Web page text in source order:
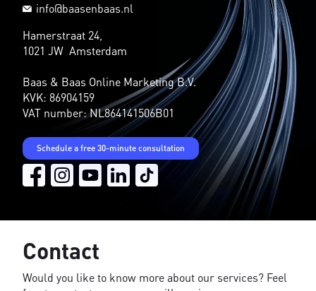
info@baasenbaas.nl
Hamerstraat 24,
1021 JW Amsterdam
Baas & Baas Online Marketing B.V.
KVK: 86904159
VAT number: NL864141506B01
Schedule a free 30-minute consultation
Contact
Would you like to know more about our services? Feel